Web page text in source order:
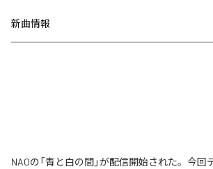
新曲情報
NAOの「青と白の間」が配信開始された。今